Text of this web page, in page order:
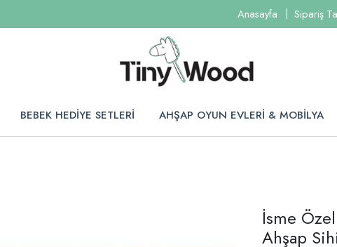
Anasayfa Sipariş
BEBEK HEDİYE SETLERİ AHŞAP OYUN EVLERİ & MOBİLYA
İsme
Ahşap